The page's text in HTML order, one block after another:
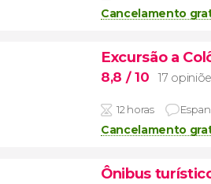
Cancelamento
Excursão a
8,8 / 10 17
12 horas
Cancelamento
Ônibus